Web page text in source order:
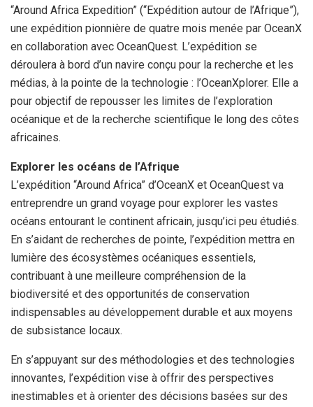
“Around Africa Expedition” (“Expédition autour de l’Afrique”),
une expédition pionnière de quatre mois menée par OceanX
en collaboration avec OceanQuest. L’expédition se
déroulera à bord d’un navire conçu pour la recherche et les
médias, à la pointe de la technologie : l’OceanXplorer. Elle a
pour objectif de repousser les limites de l’exploration
océanique et de la recherche scientifique le long des côtes
africaines.
Explorer les océans de l’Afrique
L’expédition “Around Africa” d’OceanX et OceanQuest va
entreprendre un grand voyage pour explorer les vastes
océans entourant le continent africain, jusqu’ici peu étudiés.
En s’aidant de recherches de pointe, l’expédition mettra en
lumière des écosystèmes océaniques essentiels,
contribuant à une meilleure compréhension de la
biodiversité et des opportunités de conservation
indispensables au développement durable et aux moyens
de subsistance locaux.
En s’appuyant sur des méthodologies et des technologies
innovantes, l’expédition vise à offrir des perspectives
inestimables et à orienter des décisions basées sur des